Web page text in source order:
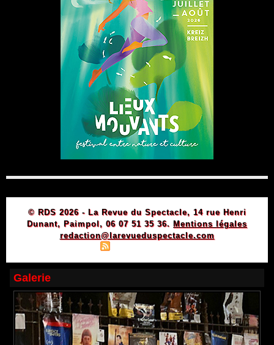
© RDS 2026 - La Revue du Spectacle, 14 rue Henri
Dunant, Paimpol, 06 07 51 35 36. Mentions légales
redaction@larevueduspectacle.com
Galerie